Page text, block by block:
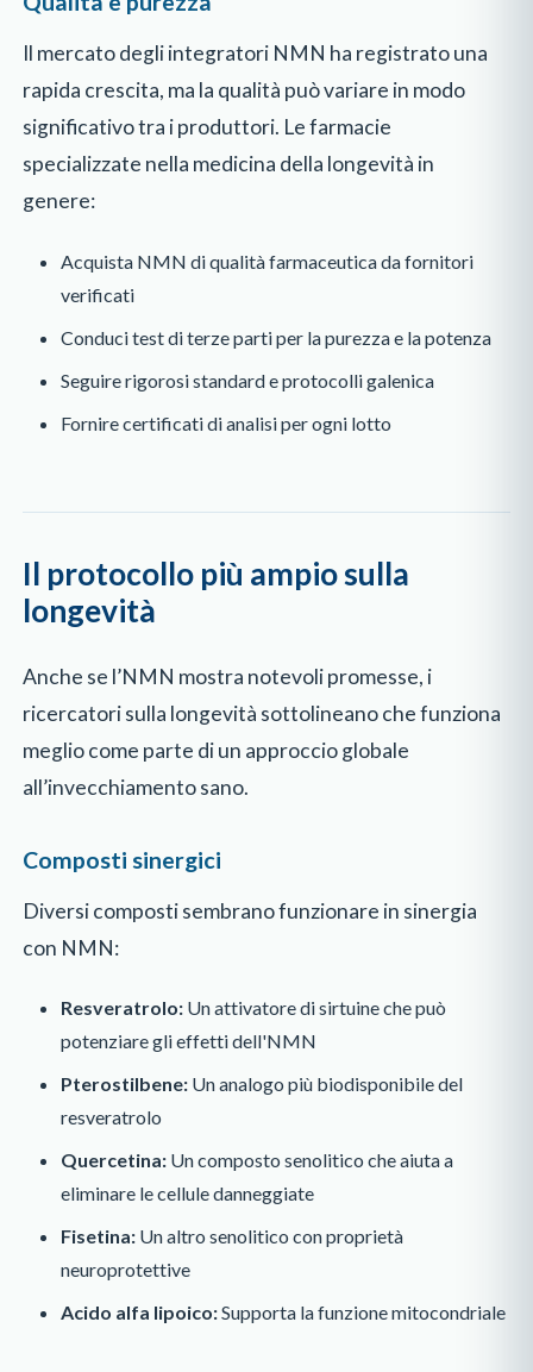
Il mercato degli integratori NMN ha registrato una
rapida crescita, ma la qualità può variare in modo
significativo tra i produttori. Le farmacie
specializzate nella medicina della longevità in
genere:
Acquista NMN di qualità farmaceutica da fornitori
verificati
Conduci test di terze parti per la purezza e la potenza
Seguire rigorosi standard e protocolli galenica
Fornire certificati di analisi per ogni lotto
Il protocollo più ampio sulla
longevità
Anche se l’NMN mostra notevoli promesse, i
ricercatori sulla longevità sottolineano che funziona
meglio come parte di un approccio globale
all’invecchiamento sano.
Composti sinergici
Diversi composti sembrano funzionare in sinergia
con NMN:
Resveratrolo: Un attivatore di sirtuine che può
potenziare gli effetti dell'NMN
Pterostilbene: Un analogo più biodisponibile del
resveratrolo
Quercetina: Un composto senolitico che aiuta a
eliminare le cellule danneggiate
Fisetina: Un altro senolitico con proprietà
neuroprotettive
Acido alfa lipoico:Supporta la funzione mitocondriale